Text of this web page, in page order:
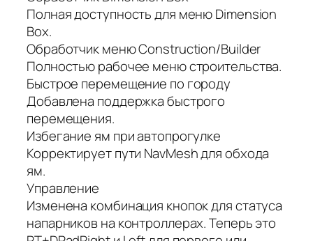
Полная доступность для меню Dimension
Box.
Обработчик меню Construction/Builder
Полностью рабочее меню строительства.
Быстрое перемещение по городу
Добавлена поддержка быстрого
перемещения.
Избегание ям при автопрогулке
Корректирует пути NavMesh для обхода
ям.
Управление
Изменена комбинация кнопок для статуса
напарников на контроллерах. Теперь это